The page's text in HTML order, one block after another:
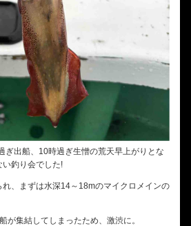
ぎ出船、10時過ぎ生憎の荒天早上がりとな
い釣り会でした!
、まずは水深14～18mのマイクロメインの
が集結してしまったため、激渋に。